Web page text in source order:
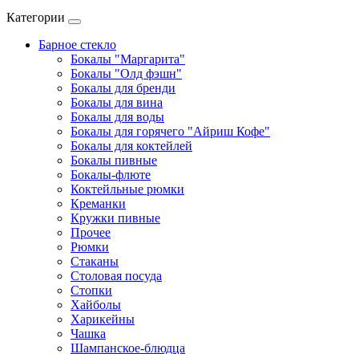
Категории
Барное стекло
Бокалы "Маргарита"
Бокалы "Олд фэшн"
Бокалы для бренди
Бокалы для вина
Бокалы для воды
Бокалы для горячего "Айриш Кофе"
Бокалы для коктейлей
Бокалы пивные
Бокалы-флюте
Коктейльные рюмки
Креманки
Кружки пивные
Прочее
Рюмки
Стаканы
Столовая посуда
Стопки
Хайболы
Харикейны
Чашка
Шампанское-блюдца